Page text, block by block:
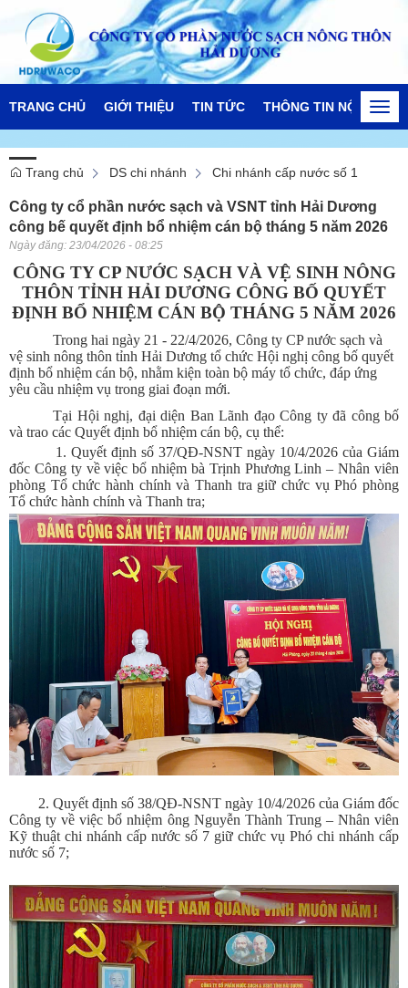
TRANG CHỦ GIỚI THIỆU TIN TỨC THÔNG TIN NỘI BỘ
Trang chủ DS chi nhánh Chi nhánh cấp nước số 1
Công ty cổ phần nước sạch và VSNT tỉnh Hải Dương
công bế quyết định bổ nhiệm cán bộ tháng 5 năm 2026
Ngày đăng: 23/04/2026 - 08:25
CÔNG TY CP NƯỚC SẠCH VÀ VỆ SINH NÔNG
THÔN TỈNH HẢI DƯƠNG CÔNG BỐ QUYẾT
ĐỊNH BỔ NHIỆM CÁN BỘ THÁNG 5 NĂM 2026
Trong hai ngày 21 - 22/4/2026, Công ty CP nước sạch và
vệ sinh nông thôn tỉnh Hải Dương tổ chức Hội nghị công bố quyết
định bổ nhiệm cán bộ, nhằm kiện toàn bộ máy tổ chức, đáp ứng
yêu cầu nhiệm vụ trong giai đoạn mới.
Tại Hội nghị, đại diện Ban Lãnh đạo Công ty đã công bố
và trao các Quyết định bổ nhiệm cán bộ, cụ thể:
1. Quyết định số 37/QĐ-NSNT ngày 10/4/2026 của Giám
đốc Công ty về việc bổ nhiệm bà Trịnh Phương Linh – Nhân viên
phòng Tổ chức hành chính và Thanh tra giữ chức vụ Phó phòng
Tổ chức hành chính và Thanh tra;
2. Quyết định số 38/QĐ-NSNT ngày 10/4/2026 của Giám đốc
Công ty về việc bổ nhiệm ông Nguyễn Thành Trung – Nhân viên
Kỹ thuật chi nhánh cấp nước số 7 giữ chức vụ Phó chi nhánh cấp
nước số 7;